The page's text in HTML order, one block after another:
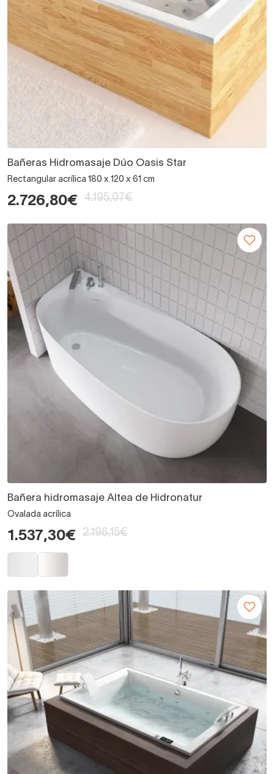
Bañeras Hidromasaje Dúo Oasis Star
Rectangular acrílica 180 x 120 x 61 cm
2.726,80€ 4.195,07€
Bañera hidromasaje Altea de Hidronatur
Ovalada acrílica
1.537,30€ 2.196,15€